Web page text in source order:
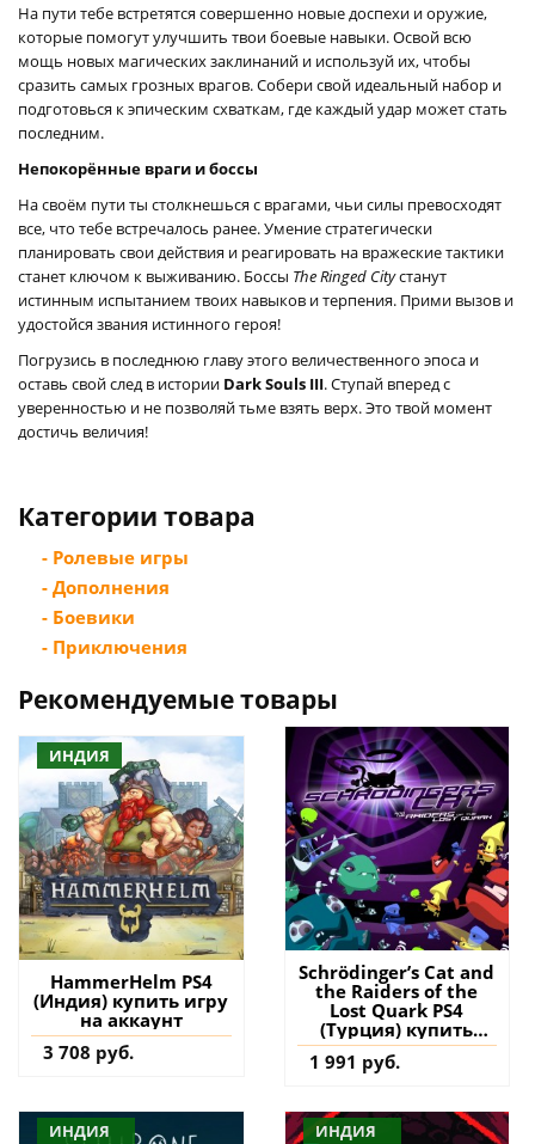
На пути тебе встретятся совершенно новые доспехи и оружие,
которые помогут улучшить твои боевые навыки. Освой всю
мощь новых магических заклинаний и используй их, чтобы
сразить самых грозных врагов. Собери свой идеальный набор и
подготовься к эпическим схваткам, где каждый удар может стать
последним.
Непокорённые враги и боссы
На своём пути ты столкнешься с врагами, чьи силы превосходят
все, что тебе встречалось ранее. Умение стратегически
планировать свои действия и реагировать на вражеские тактики
станет ключом к выживанию. Боссы The Ringed Cityстанут
истинным испытанием твоих навыков и терпения. Прими вызов и
удостойся звания истинного героя!
Погрузись в последнюю главу этого величественного эпоса и
оставь свой след в истории Dark Souls III. Ступай вперед с
уверенностью и не позволяй тьме взять верх. Это твой момент
достичь величия!
Категории товара
- Ролевые игры
- Дополнения
- Боевики
- Приключения
Рекомендуемые товары
ИНДИЯ
HammerHelm PS4
(Индия) купить игру
на аккаунт
3 708 руб.
Schrödinger’s Cat and
the Raiders of the
Lost Quark PS4
(Турция) купить
игру на аккаунт
1 991 руб.
ИНДИЯ
ИНДИЯ